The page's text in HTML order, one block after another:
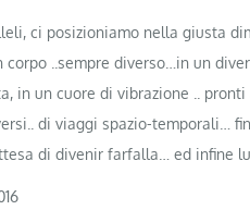
ci posizioniamo nella giusta
..sempre diverso…in un
in un cuore di vibrazione ..
di viaggi spazio-temporali…
di divenir farfalla… ed infine